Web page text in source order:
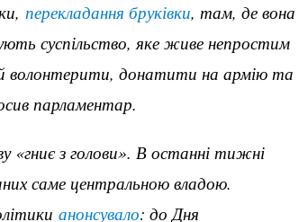
перекладання бруківки, там, де вона
суспільство, яке живе непростим
донатити на армію та
парламентар.
«гниє з голови». В останні тижні
саме центральною владою.
анонсувало: до Дня